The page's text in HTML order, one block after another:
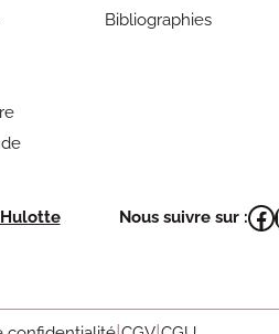
Bibliographies
Nous suivre sur :